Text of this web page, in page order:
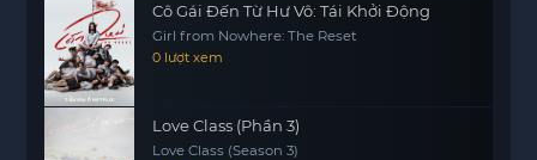
Cô Gái Đến Từ Hư Vô: Tái Khởi Động
Girl from Nowhere: The Reset
0 lượt xem
Love Class (Phần 3)
Love Class (Season 3)